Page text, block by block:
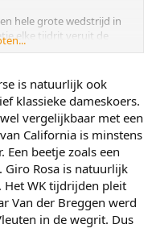
hele grote wedstrijd in
elke tijdrit veruit de
dame. Verder werd
wijze La
verdient zij zowel de prijs
is natuurlijk ook
klassieke dameskoers.
vergelijkbaar met een
California is minstens
Een beetje zoals een
Giro Rosa is natuurlijk
Het WK tijdrijden pleit
Van der Breggen werd
in de wegrit. Dus